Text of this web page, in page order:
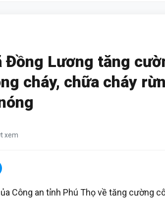
Đồng Lương tăng
cháy, chữa cháy
xem
Công an tỉnh Phú Thọ về tăng cường